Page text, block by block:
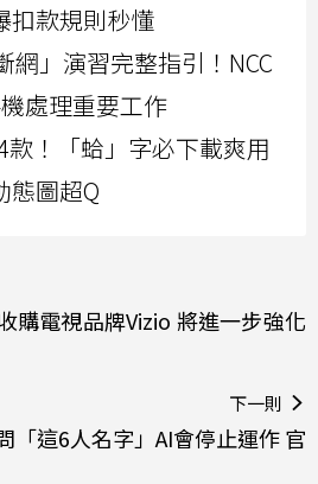
扣款規則秒懂
網」演習完整指引！NCC
處理重要工作
款！「蛤」字必下載爽用
態圖超Q
購電視品牌Vizio 將進一步強化
下一則
「這6人名字」AI會停止運作 官